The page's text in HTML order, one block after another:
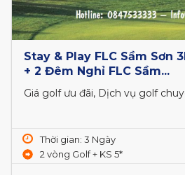
Stay & Play FLC Sầm Sơn
+ 2 Đêm Nghỉ FLC Sầm...
Giá golf ưu đãi, Dịch vụ golf
Thời gian: 3 Ngày
2 vòng Golf + KS 5*